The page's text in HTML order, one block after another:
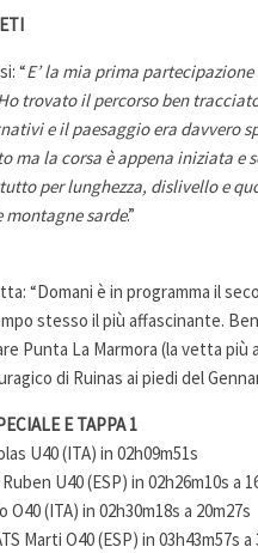
“E’ la mia prima
trovato il percorso ben
e il paesaggio era davvero
ma la corsa è appena iniziata
per lunghezza, dislivello e
montagne sarde.”
“Domani è in programma il
stesso il più affascinante.
Punta La Marmora (la vetta più
di Ruinas ai piedi del
E TAPPA 1
U40 (ITA) in 02h09m51s
U40 (ESP) in 02h26m10s a
O40 (ITA) in 02h30m18s a 20m27s
Marti O40 (ESP) in 03h43m57s a